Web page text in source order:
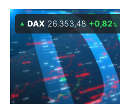
Experten
Mein B:O
Mein Konto
DAX 26.353,48 +0,82%